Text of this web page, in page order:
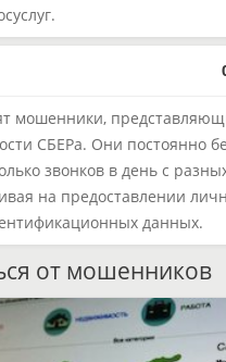
мошенники,
СБЕРа. Они постоянно
звонков в день с
на предоставлении
данных.
от мошенников